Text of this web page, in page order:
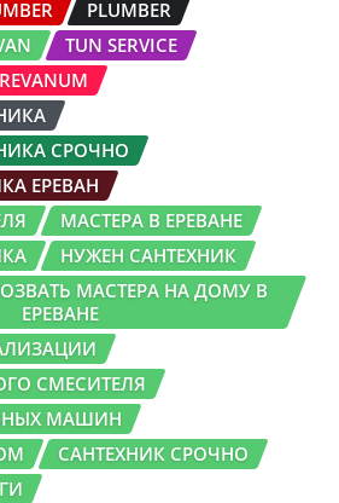
PLUMBER
TUN SERVICE
СРОЧНО
ЕРЕВАН
МАСТЕРА В ЕРЕВАНЕ
НУЖЕН САНТЕХНИК
МАСТЕРА НА ДОМУ В
ЕРЕВАНЕ
СМЕСИТЕЛЯ
МАШИН
САНТЕХНИК СРОЧНО